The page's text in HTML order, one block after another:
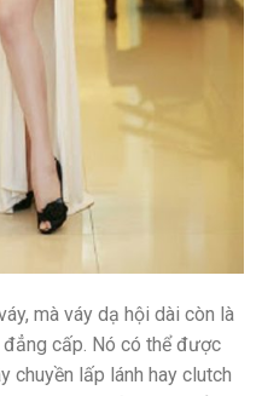
mà váy dạ hội dài còn là
cấp. Nó có thể được
chuyền lấp lánh hay clutch